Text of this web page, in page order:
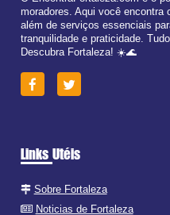
moradores. Aqui você encontra
além de serviços essenciais
tranquilidade e praticidade.
Descubra Fortaleza! ☀️🌊
Links Utéis
Sobre Fortaleza
Noticias de Fortaleza